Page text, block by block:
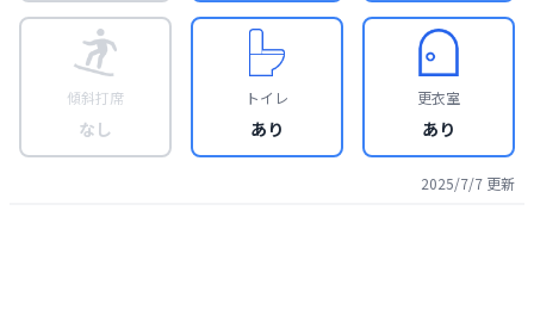
傾斜打席
なし
トイレ
あり
更衣室
あり
2025/7/7 更新